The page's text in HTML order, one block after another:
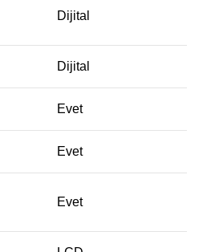
Dijital
Dijital
Evet
Evet
Evet